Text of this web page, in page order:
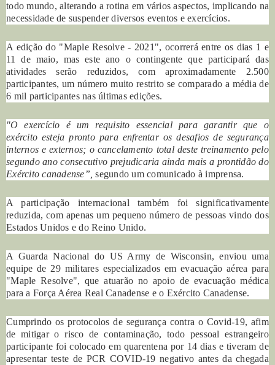
todo mundo, alterando a rotina em vários aspectos, implicando na
necessidade de suspender diversos eventos e exercícios.
A edição do "Maple Resolve - 2021", ocorrerá entre os dias 1 e
11 de maio, mas este ano o contingente que participará das
atividades serão reduzidos, com aproximadamente 2.500
participantes, um número muito restrito se comparado a média de
6 mil participantes nas últimas edições.
"O exercício é um requisito essencial para garantir que o
exército esteja pronto para enfrentar os desafios de segurança
internos e externos; o cancelamento total deste treinamento pelo
segundo ano consecutivo prejudicaria ainda mais a prontidão do
Exército canadense”,segundo um comunicado à imprensa.
A participação internacional também foi significativamente
reduzida, com apenas um pequeno número de pessoas vindo dos
Estados Unidos e do Reino Unido.
A Guarda Nacional do US Army de Wisconsin, enviou uma
equipe de 29 militares especializados em evacuação aérea para
"Maple Resolve", que atuarão no apoio de evacuação médica
para a Força Aérea Real Canadense e o Exército Canadense.
Cumprindo os protocolos de segurança contra o Covid-19, afim
de mitigar o risco de contaminação, todo pessoal estrangeiro
participante foi colocado em quarentena por 14 dias e tiveram de
apresentar teste de PCR COVID-19 negativo antes da chegada